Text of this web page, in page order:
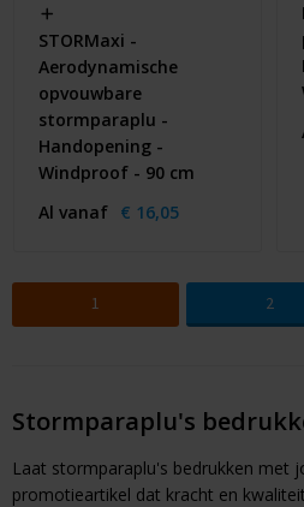
STORMaxi -
Aerodynamische
opvouwbare
stormparaplu -
Handopening -
Windproof - 90 cm
Al vanaf € 16,05
1 2
Stormparaplu's
Laat stormparaplu's bedrukken met
promotieartikel dat kracht en